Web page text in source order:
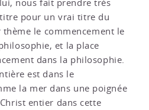
nous fait prendre très
pour un vrai titre du
le commencement le
et la place
dans la philosophie.
est dans le
la mer dans une poignée
entier dans cette